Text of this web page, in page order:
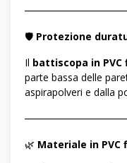
🛡️ Protezione
Il battiscopa in
parte bassa delle
aspirapolveri e dalla
🌿 Materiale in